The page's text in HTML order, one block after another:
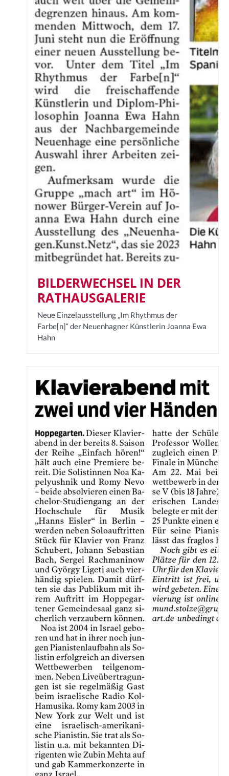
BILDERWECHSEL IN DER
RATHAUSGALERIE
Neue Einzelausstellung „Im Rhythmus der
Farbe[n]“ der Neuenhagner Künstlerin Joanna Ewa
Hahn